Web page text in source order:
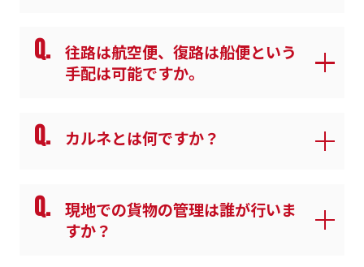
Q.
往路は航空便、復路は船便という
手配は可能ですか。
Q. カルネとは何ですか？
Q.
現地での貨物の管理は誰が行いま
すか？